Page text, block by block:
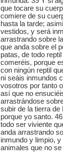
que tocare su
comiere de su
hasta la tarde;
vestidos, y será
arrastrando sobre
que anda sobre el
patas, de todo
comeréis, porque
con ningún reptil
ni seáis inmundos
vosotros por tanto
así que no
arrastrándose
subir de la tierra
porque yo santo.
todo ser viviente
anda arrastrando
inmundo y limpio,
animales que no